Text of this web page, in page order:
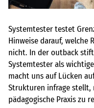
Systemtester testet
Hinweise darauf, welche
nicht. In der outback
Systemtester als
macht uns auf Lücken
Strukturen infrage stellt,
pädagogische Praxis zu